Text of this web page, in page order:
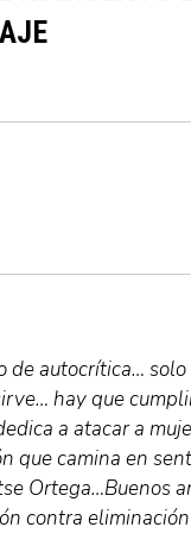
de autocrítica…
hay que
a atacar a
que camina en
Ortega…Buenos
contra